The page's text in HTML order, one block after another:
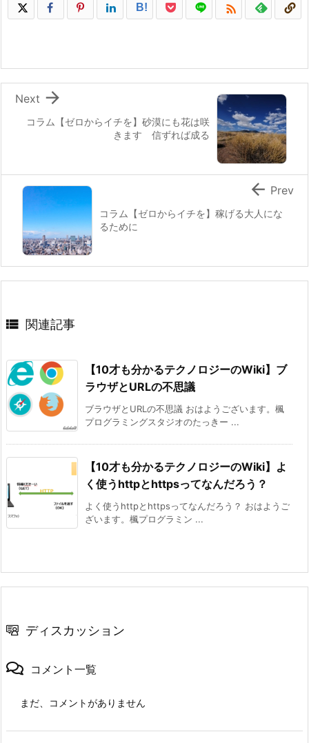
B! 
コラム【ゼロからイチを】砂漠にも花は咲
きます 信ずれば成る

Next
コラム【ゼロからイチを】稼げる大人にな
るために
 Prev
 関連記事
【10才も分かるテクノロジーのWiki】ブ
ラウザとURLの不思議
ブラウザとURLの不思議 おはようございます。楓
プログラミングスタジオのたっきー ...
【10才も分かるテクノロジーのWiki】よ
く使うhttpとhttpsってなんだろう？
よく使うhttpとhttpsってなんだろう？ おはようご
ざいます。楓プログラミン ...
ディスカッション
コメント一覧
まだ、コメントがありません